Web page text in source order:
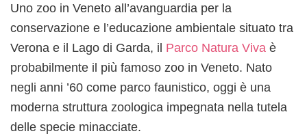
Uno zoo in Veneto all’avanguardia per la
conservazione e l’educazione ambientale situato tra
Verona e il Lago di Garda, il Parco Natura Viva è
probabilmente il più famoso zoo in Veneto. Nato
negli anni ’60 come parco faunistico, oggi è una
moderna struttura zoologica impegnata nella tutela
delle specie minacciate.